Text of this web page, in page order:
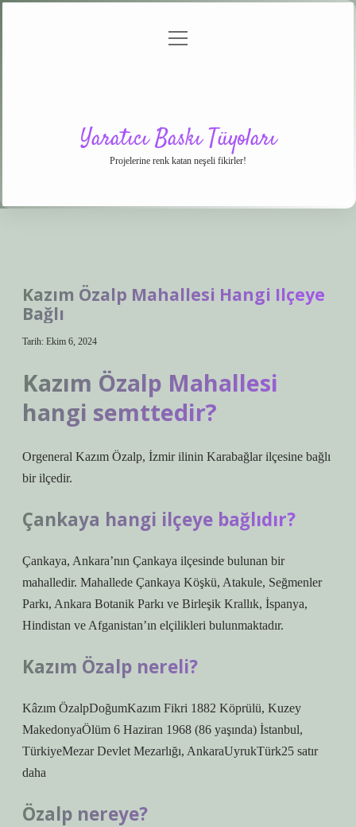
menüyü
Yaratıcı Baskı Tüyoları
Projelerine renk katan neşeli fikirler!
Kazım Özalp Mahallesi Hangi Ilçeye
Bağlı
Tarih: Ekim 6, 2024
Kazım Özalp Mahallesi
hangi semttedir?
Orgeneral Kazım Özalp, İzmir ilinin Karabağlar ilçesine bağlı
bir ilçedir.
Çankaya hangi ilçeye bağlıdır?
Çankaya, Ankara’nın Çankaya ilçesinde bulunan bir
mahalledir. Mahallede Çankaya Köşkü, Atakule, Seğmenler
Parkı, Ankara Botanik Parkı ve Birleşik Krallık, İspanya,
Hindistan ve Afganistan’ın elçilikleri bulunmaktadır.
Kazım Özalp nereli?
Kâzım ÖzalpDoğumKazım Fikri 1882 Köprülü, Kuzey
MakedonyaÖlüm 6 Haziran 1968 (86 yaşında) İstanbul,
TürkiyeMezar Devlet Mezarlığı, AnkaraUyrukTürk25 satır
daha
Özalp nereye?